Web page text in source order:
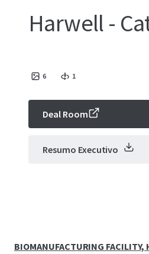
Harwell -
6 1
Deal Room
Resumo Executivo
BIOMANUFACTURING FACILITY,